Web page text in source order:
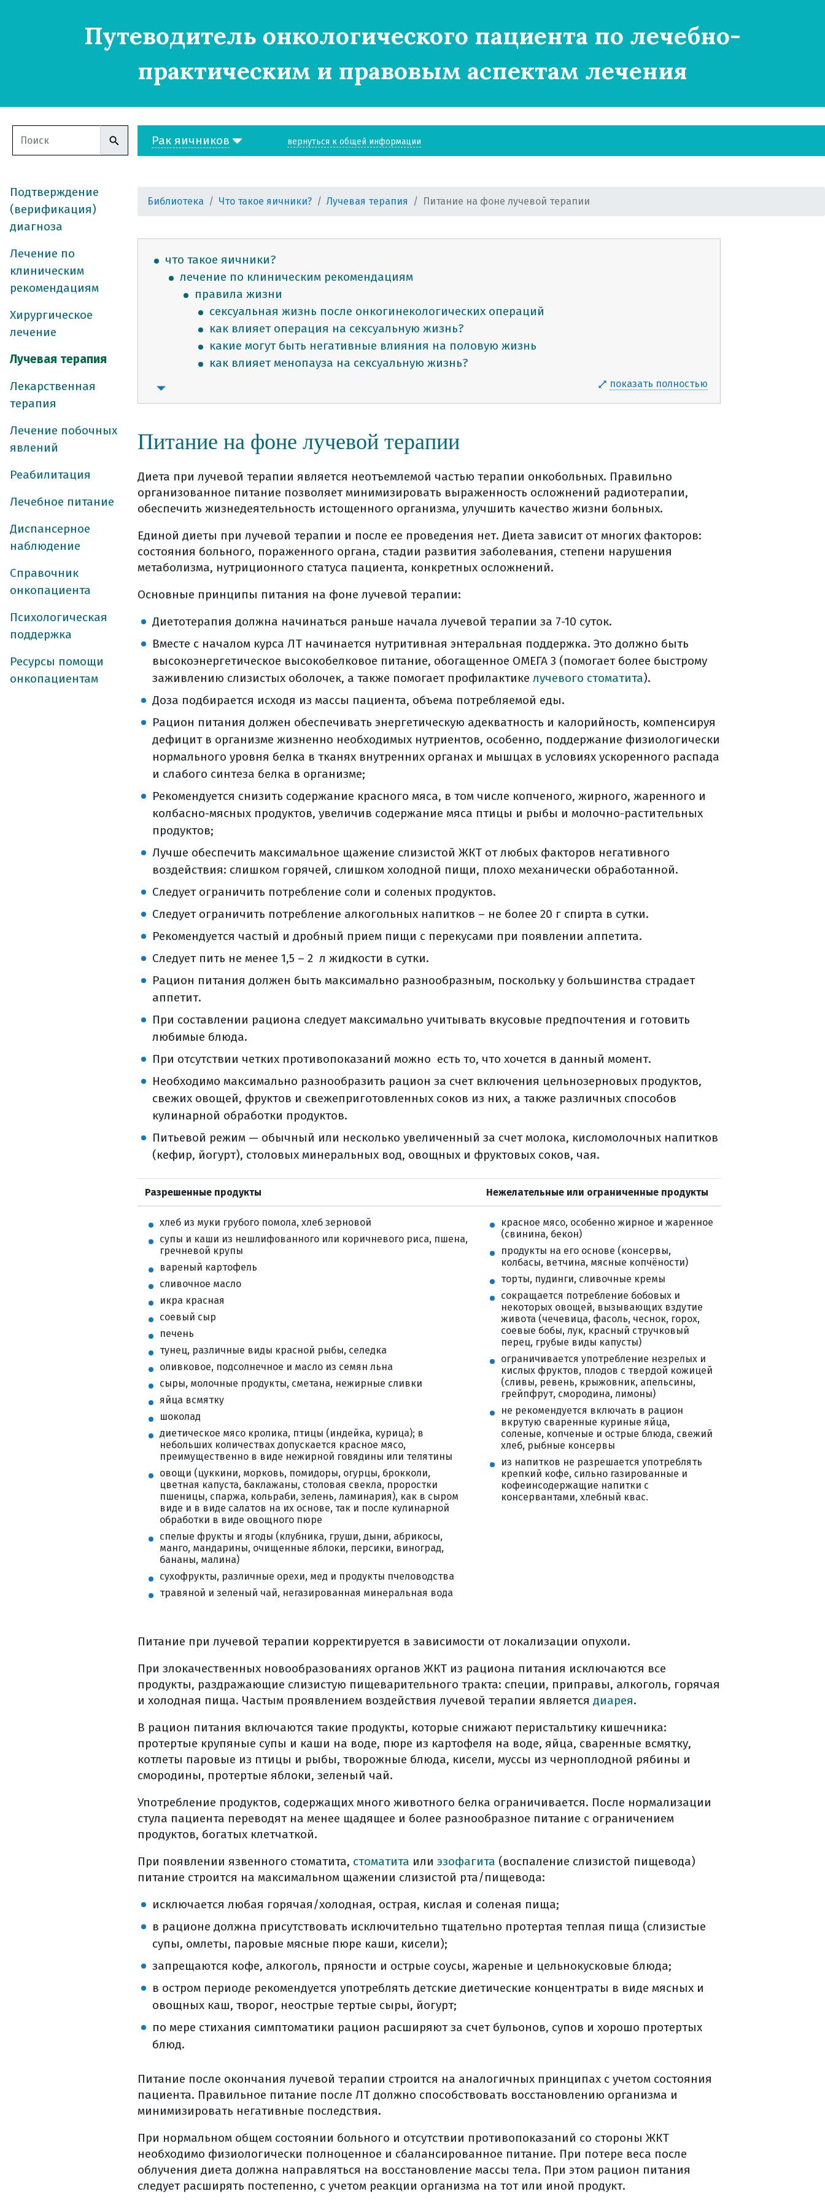
Путеводитель онкологического пациента по лечебно-
практическим и правовым аспектам лечения
Подтверждение
(верификация)
диагноза
Лечение по
клиническим
рекомендациям
Хирургическое
лечение
Лучевая терапия
Лекарственная
терапия
Лечение побочных
явлений
Реабилитация
Лечебное питание
Диспансерное
наблюдение
Справочник
онкопациента
Психологическая
поддержка
Ресурсы помощи
онкопациентам
Рак яичников вернуться к общей информации
Библиотека Что такое яичники? Лучевая терапия Питание на фоне лучевой терапии
что такое яичники?
лечение по клиническим рекомендациям
правила жизни
сексуальная жизнь после онкогинекологических операций
как влияет операция на сексуальную жизнь?
какие могут быть негативные влияния на половую жизнь
как влияет менопауза на сексуальную жизнь?
рак яичников
почему возникает рак яичников
диагностика
классификация
стадирование
подтверждение (верификация) диагноза (общая информация)
этапы постановки диагноза
подозрение или выявление у больного онкологического заболевания
сбор данных
классификация опухоли и патоморфологическое заключение
молекулярно-генетическое тестирование: что это и зачем об этом нужно знать?
где можно выполнить молекулярно-генетическое исследование?
как получить свой морфологический материал?
лечение рака яичников
хирургическое лечение рака яичников
подготовка к операции
за 2 недели до операции
накануне операции
в день операции
сразу после операции (в реанимации)
ранняя активация
особенности питания после пангистерэктомии
какие могут быть осложнения после расширенной экстирпации матки с придатками,
резекции большого сальника?
лечебное питание
лечебное питание (общая информация)
что можно и нужно есть
общие правила питания во время лечения
лучевая терапия рака яичников
как проходит дистанционная лучевая терапия при ря?
какие возможны нежелательные последствия лучевой терапии?
лучевая терапия (общая информация)
виды лучевой терапии
дистанционная лучевая терапия
контактная лучевая терапия (брахитерапия)
3d конформная лучевая терапия
лучевая терапия, моделированная по интенсивности (imrt)
лучевая терапия, корректируемая по изображениям (igrt)
общие противопоказания к лучевой терапии
частые побочные эффекты лучевой терапии
питание на фоне лучевой терапии
химиотерапия при раке яичников
основные принципы хт при ря
что такое внутрибрюшинная хт?
основные применяемые схемы при раке яичников
химиотерапия/таргетная терапия (общая информация)
цель лекарственной терапии
что такое схема химиотерапии?
внутривенное введение химиотерапии
другие способы получения системной химиотерапии
таргетная терапия
что может стать мишенью для тт?
когда чаще применяется тт?
какие преимущества и недостатки тт?
иммунотерапия
где можно выполнить молекулярно-генетическое исследование?
как получить свой морфологический материал?
где и как хранить дома гистологические стекла и блоки?
как происходит лечение таргетными препаратами?
как оценить эффективность лекарственного лечения?
гормонотерапия
вопросы которые нужно задать химиотерапевту
основные побочные эффекты
реабилитация
уход и реабилитация (общая информация)
диспансерное наблюдение
факторы , снижающие риск рака яичников
диспансерное наблюдение (общая информация)
список использованной литературы
показать полностью
Питание на фоне лучевой терапии
Диета при лучевой терапии является неотъемлемой частью терапии онкобольных. Правильно
организованное питание позволяет минимизировать выраженность осложнений радиотерапии,
обеспечить жизнедеятельность истощенного организма, улучшить качество жизни больных.
Единой диеты при лучевой терапии и после ее проведения нет. Диета зависит от многих факторов:
состояния больного, пораженного органа, стадии развития заболевания, степени нарушения
метаболизма, нутриционного статуса пациента, конкретных осложнений.
Основные принципы питания на фоне лучевой терапии:
Диетотерапия должна начинаться раньше начала лучевой терапии за 7-10 суток.
Вместе с началом курса ЛТ начинается нутритивная энтеральная поддержка. Это должно быть
высокоэнергетическое высокобелковое питание, обогащенное ОМЕГА 3 (помогает более быстрому
заживлению слизистых оболочек, а также помогает профилактике лучевого стоматита).
Доза подбирается исходя из массы пациента, объема потребляемой еды.
Рацион питания должен обеспечивать энергетическую адекватность и калорийность, компенсируя
дефицит в организме жизненно необходимых нутриентов, особенно, поддержание физиологически
нормального уровня белка в тканях внутренних органах и мышцах в условиях ускоренного распада
и слабого синтеза белка в организме;
Рекомендуется снизить содержание красного мяса, в том числе копченого, жирного, жаренного и
колбасно-мясных продуктов, увеличив содержание мяса птицы и рыбы и молочно-растительных
продуктов;
Лучше обеспечить максимальное щажение слизистой ЖКТ от любых факторов негативного
воздействия: слишком горячей, слишком холодной пищи, плохо механически обработанной.
Следует ограничить потребление соли и соленых продуктов.
Следует ограничить потребление алкогольных напитков – не более 20 г спирта в сутки.
Рекомендуется частый и дробный прием пищи с перекусами при появлении аппетита.
Следует пить не менее 1,5 – 2 л жидкости в сутки.
Рацион питания должен быть максимально разнообразным, поскольку у большинства страдает
аппетит.
При составлении рациона следует максимально учитывать вкусовые предпочтения и готовить
любимые блюда.
При отсутствии четких противопоказаний можно есть то, что хочется в данный момент.
Необходимо максимально разнообразить рацион за счет включения цельнозерновых продуктов,
свежих овощей, фруктов и свежеприготовленных соков из них, а также различных способов
кулинарной обработки продуктов.
Питьевой режим — обычный или несколько увеличенный за счет молока, кисломолочных напитков
(кефир, йогурт), столовых минеральных вод, овощных и фруктовых соков, чая.
Разрешенные продукты Нежелательные или ограниченные продукты
хлеб из муки грубого помола, хлеб зерновой
супы и каши из нешлифованного или коричневого риса, пшена,
гречневой крупы
вареный картофель
сливочное масло
икра красная
соевый сыр
печень
тунец, различные виды красной рыбы, селедка
оливковое, подсолнечное и масло из семян льна
сыры, молочные продукты, сметана, нежирные сливки
яйца всмятку
шоколад
диетическое мясо кролика, птицы (индейка, курица); в
небольших количествах допускается красное мясо,
преимущественно в виде нежирной говядины или телятины
овощи (цуккини, морковь, помидоры, огурцы, брокколи,
цветная капуста, баклажаны, столовая свекла, проростки
пшеницы, спаржа, кольраби, зелень, ламинария), как в сыром
виде и в виде салатов на их основе, так и после кулинарной
обработки в виде овощного пюре
спелые фрукты и ягоды (клубника, груши, дыни, абрикосы,
манго, мандарины, очищенные яблоки, персики, виноград,
бананы, малина)
сухофрукты, различные орехи, мед и продукты пчеловодства
травяной и зеленый чай, негазированная минеральная вода
красное мясо, особенно жирное и жаренное
(свинина, бекон)
продукты на его основе (консервы,
колбасы, ветчина, мясные копчёности)
торты, пудинги, сливочные кремы
сокращается потребление бобовых и
некоторых овощей, вызывающих вздутие
живота (чечевица, фасоль, чеснок, горох,
соевые бобы, лук, красный стручковый
перец, грубые виды капусты)
ограничивается употребление незрелых и
кислых фруктов, плодов с твердой кожицей
(сливы, ревень, крыжовник, апельсины,
грейпфрут, смородина, лимоны)
не рекомендуется включать в рацион
вкрутую сваренные куриные яйца,
соленые, копченые и острые блюда, свежий
хлеб, рыбные консервы
из напитков не разрешается употреблять
крепкий кофе, сильно газированные и
кофеинсодержащие напитки с
консервантами, хлебный квас.
Питание при лучевой терапии корректируется в зависимости от локализации опухоли.
При злокачественных новообразованиях органов ЖКТ из рациона питания исключаются все
продукты, раздражающие слизистую пищеварительного тракта: специи, приправы, алкоголь, горячая
и холодная пища. Частым проявлением воздействия лучевой терапии является диарея.
В рацион питания включаются такие продукты, которые снижают перистальтику кишечника:
протертые крупяные супы и каши на воде, пюре из картофеля на воде, яйца, сваренные всмятку,
котлеты паровые из птицы и рыбы, творожные блюда, кисели, муссы из черноплодной рябины и
смородины, протертые яблоки, зеленый чай.
Употребление продуктов, содержащих много животного белка ограничивается. После нормализации
стула пациента переводят на менее щадящее и более разнообразное питание с ограничением
продуктов, богатых клетчаткой.
При появлении язвенного стоматита, стоматита или эзофагита (воспаление слизистой пищевода)
питание строится на максимальном щажении слизистой рта/пищевода:
исключается любая горячая/холодная, острая, кислая и соленая пища;
в рационе должна присутствовать исключительно тщательно протертая теплая пища (слизистые
супы, омлеты, паровые мясные пюре каши, кисели);
запрещаются кофе, алкоголь, пряности и острые соусы, жареные и цельнокусковые блюда;
в остром периоде рекомендуется употреблять детские диетические концентраты в виде мясных и
овощных каш, творог, неострые тертые сыры, йогурт;
по мере стихания симптоматики рацион расширяют за счет бульонов, супов и хорошо протертых
блюд.
Питание после окончания лучевой терапии строится на аналогичных принципах с учетом состояния
пациента. Правильное питание после ЛТ должно способствовать восстановлению организма и
минимизировать негативные последствия.
При нормальном общем состоянии больного и отсутствии противопоказаний со стороны ЖКТ
необходимо физиологически полноценное и сбалансированное питание. При потере веса после
облучения диета должна направляться на восстановление массы тела. При этом рацион питания
следует расширять постепенно, с учетом реакции организма на тот или иной продукт.